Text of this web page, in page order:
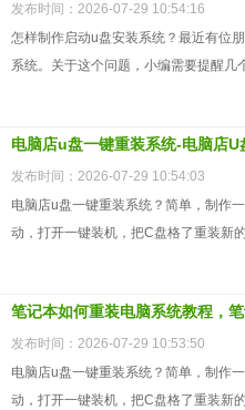
发布时间：2026-07-29 10:54:16
怎样制作启动u盘安装系统？最近有位
系统。关于这个问题，小编需要提醒
电脑店u盘一键重装系统-电脑店U
发布时间：2026-07-29 10:54:03
电脑店u盘一键重装系统？简单，制作
动，打开一键装机，把C盘格了重装新
笔记本如何重装电脑系统教程，
发布时间：2026-07-29 10:53:50
电脑店u盘一键重装系统？简单，制作
动，打开一键装机，把C盘格了重装新